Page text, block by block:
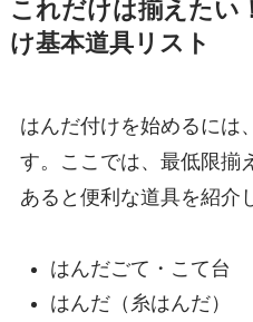
これだけは揃えたい
け基本道具リスト
はんだ付けを始めるには
す。ここでは、最低限揃
あると便利な道具を紹介
はんだごて・こて台
はんだ（糸はんだ）